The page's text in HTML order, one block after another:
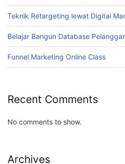
Teknik Retargeting lewat Digital
Belajar Bangun Database
Funnel Marketing Online Class
Recent Comments
No comments to show.
Archives